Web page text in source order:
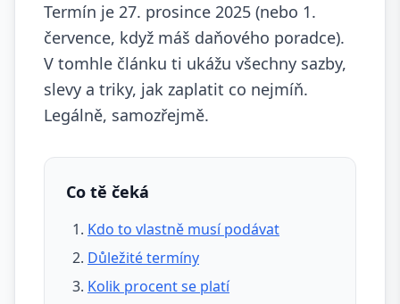
Termín je 27. prosince 2025 (nebo 1.
července, když máš daňového poradce).
V tomhle článku ti ukážu všechny sazby,
slevy a triky, jak zaplatit co nejmíň.
Legálně, samozřejmě.
Co tě čeká
Kdo to vlastně musí podávat
Důležité termíny
Kolik procent se platí